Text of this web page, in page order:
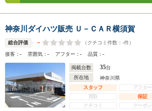
神奈川ダイハツ販売 Ｕ－ＣＡＲ横須賀
総合評価 - （クチコミ件数： -件）
接客：- 雰囲気：- アフター：- 品質：-
掲載台数 35台
所在地
神奈川県
スタッフ
アフター
買取
保証
クチコミ
クーポン